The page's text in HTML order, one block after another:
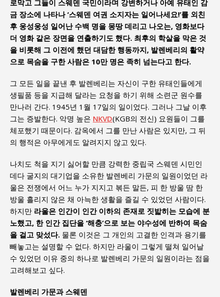
로막고 그들이 스웨덴 국민이라며 강변하거나 아예 유태인 감
금 장소에 나타나 ‘스웨덴 여권 소지자는 일어나세요!’를 외친
후 웅성웅성 일어난 수백 명을 몽땅 데리고 나오는, 영화보다
더 영화 같은 장면을 연출하기도 했다. 최후의 학살을 막은 것
을 비롯해 그 이전에 했던 대담한 행동까지, 발렌베리의 활약
으로 목숨을 구한 사람은 10만 명은 족히 넘는다고 한다.
그 모든 일을 끝낸 후 발렌베리는 자신이 구한 유태인들에게
생필품 등을 지급해 달라는 요청을 하기 위해 소련군 원수를
만나러 간다. 1945년 1월 17일의 일이었다. 그러나 그날 이후
그는 증발한다. 악명 높은 NKVD(KGB의 전신) 요원들이 그를
체포했기 때문이다. 감옥에서 그를 만난 사람은 있지만, 그 뒤
의 행적은 아무에게도 알려지지 않고 있다.
나치도 척을 지기 싫어할 만큼 강력한 중립국 스웨덴 시민인
데다 굴지의 대기업을 소유한 발렌베리 가문의 일원이었던 라
울은 전쟁에서 어느 누가 지지고 볶든 말든, 피 한 방울 땀 한
방울 흘리지 않은 채 아늑한 생활을 즐길 수 있었던 사람이다.
하지만 라울은 인간이 인간 이하의 존재로 짓밟히는 모습에 분
노했고, 한 인간 집단을 ‘해충’으로 보는 야수성에 반하여 목숨
을 걸고 맞섰다. 물론 이것은 그 개인의 고결한 인격과 용기를
빼놓고는 설명할 수 없다. 하지만 라울이 그렇게 떨쳐 일어날
수 있었던 이유 중의 하나로 발렌베리 가문의 일원이라는 점을
고려해보고 싶다.
발렌베리 가문과 스웨덴